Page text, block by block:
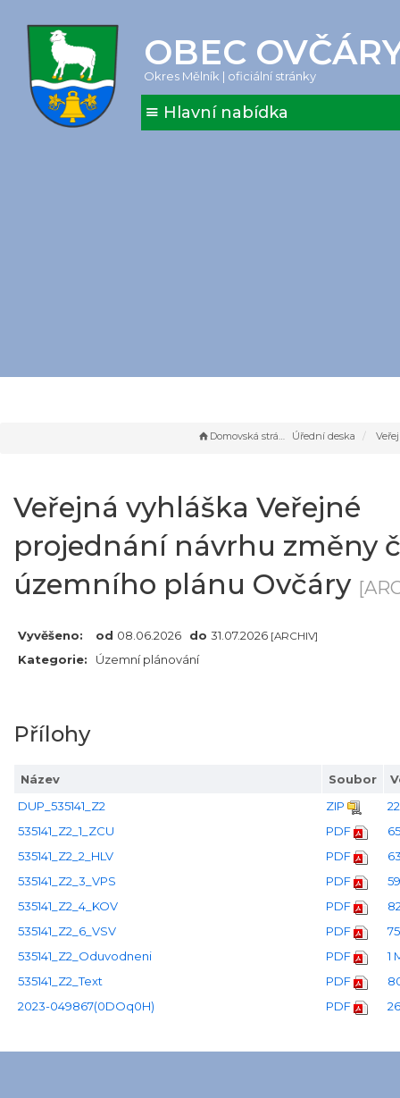
OBEC
Okres Mělník | oficiální stránky
Hlavní nabídka
Domovská stránka Úřední deska Veřejná vyhláška
Veřejná vyhláška Veřejné
projednání návrhu změny
územního plánu Ovčáry
Vyvěšeno: od 08.06.2026 do 31.07.2026 [ARCHIV]
Kategorie: Územní plánování
Přílohy
Název Soubor
DUP_535141_Z2
ZIP
535141_Z2_1_ZCU
PDF
535141_Z2_2_HLV
PDF
535141_Z2_3_VPS
PDF
535141_Z2_4_KOV
PDF
535141_Z2_6_VSV
PDF
535141_Z2_Oduvodneni
PDF
1
535141_Z2_Text
PDF
2023-049867(0DOq0H)
PDF